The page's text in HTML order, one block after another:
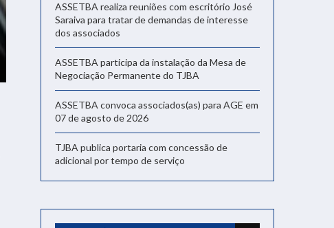
ASSETBA realiza reuniões com escritório José
Saraiva para tratar de demandas de interesse
dos associados
ASSETBA participa da instalação da Mesa de
Negociação Permanente do TJBA
ASSETBA convoca associados(as) para AGE em
07 de agosto de 2026
TJBA publica portaria com concessão de
adicional por tempo de serviço